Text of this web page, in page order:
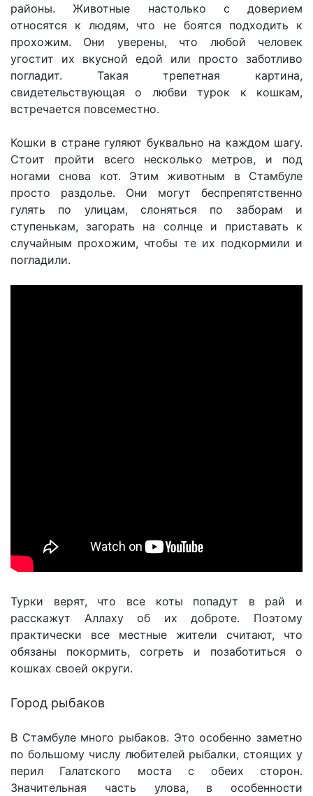
районы. Животные настолько с доверием
относятся к людям, что не боятся подходить к
прохожим. Они уверены, что любой человек
угостит их вкусной едой или просто заботливо
погладит. Такая трепетная картина,
свидетельствующая о любви турок к кошкам,
встречается повсеместно.
Кошки в стране гуляют буквально на каждом шагу.
Стоит пройти всего несколько метров, и под
ногами снова кот. Этим животным в Стамбуле
просто раздолье. Они могут беспрепятственно
гулять по улицам, слоняться по заборам и
ступенькам, загорать на солнце и приставать к
случайным прохожим, чтобы те их подкормили и
погладили.
Турки верят, что все коты попадут в рай и
расскажут Аллаху об их доброте. Поэтому
практически все местные жители считают, что
обязаны покормить, согреть и позаботиться о
кошках своей округи.
Город рыбаков
В Стамбуле много рыбаков. Это особенно заметно
по большому числу любителей рыбалки, стоящих у
перил Галатского моста с обеих сторон.
Значительная часть улова, в особенности